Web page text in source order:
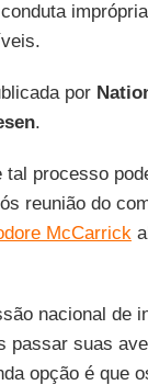
por
.
processo
reunião do
McCarrick
nacional de
passar suas
opção é que